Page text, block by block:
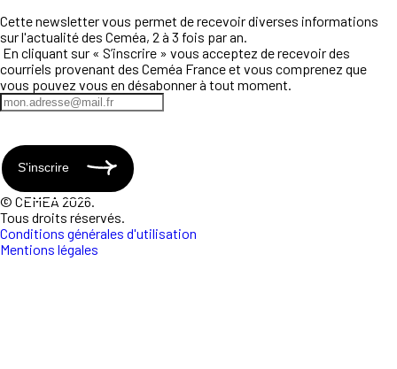
Cette newsletter vous permet de recevoir diverses informations
sur l'actualité des Ceméa, 2 à 3 fois par an.
En cliquant sur « S’inscrire » vous acceptez de recevoir des
courriels provenant des Ceméa France et vous comprenez que
vous pouvez vous en désabonner à tout moment.
S'inscrire
© CEMEA 2026.
Tous droits réservés.
Conditions générales d'utilisation
Mentions légales